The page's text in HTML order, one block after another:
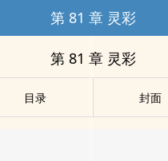
第 81 章 灵彩
第 81 章 灵彩
目录 封面